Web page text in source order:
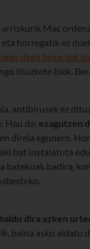
Mac
horregatik ez
dago birus bat
lituzkete biek.
antibirusek ez
Hau da: ezagutzen
direla egunero.
bat instalatuta
batekoak badira,
dira azken
baina asko aldatu